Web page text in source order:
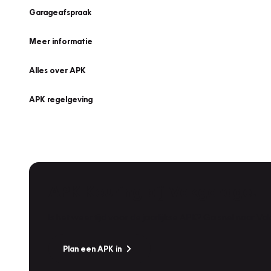
Garageafspraak
Meer informatie
Alles over APK
APK regelgeving
Plan een APK in